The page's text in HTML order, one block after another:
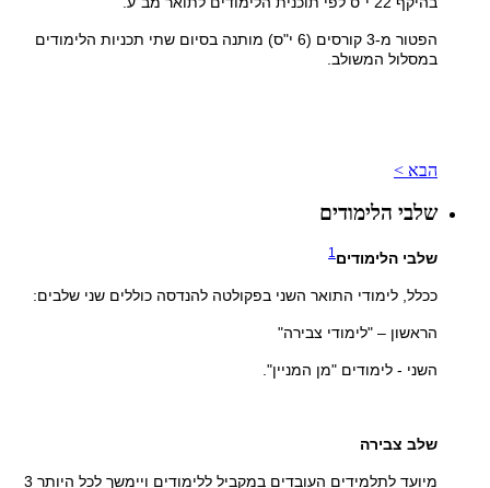
הפטור מ-3 קורסים (6 י"ס) מותנה בסיום שתי תכניות הלימודים
במסלול המשולב.
הבא >
שלבי הלימודים
שלבי הלימודים1
ככלל, לימודי התואר השני בפקולטה להנדסה כוללים שני שלבים:
הראשון – "לימודי צבירה"
השני - לימודים "מן המניין".
שלב צבירה
מיועד לתלמידים העובדים במקביל ללימודים ויימשך לכל היותר 3